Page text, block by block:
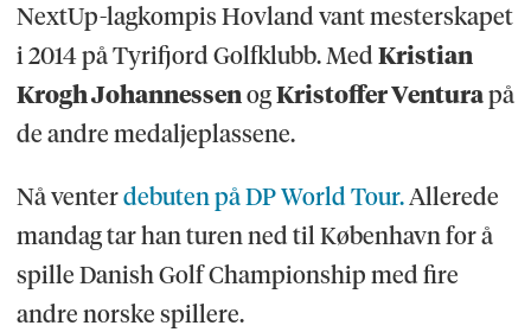
NextUp-lagkompis Hovland vant mesterskapet
i 2014 på Tyrifjord Golfklubb. Med Kristian
Krogh Johannessen ogKristoffer Venturapå
de andre medaljeplassene.
Nå venterdebuten på DP World Tour.Allerede
mandag tar han turen ned til København for å
spille Danish Golf Championship med fire
andre norske spillere.